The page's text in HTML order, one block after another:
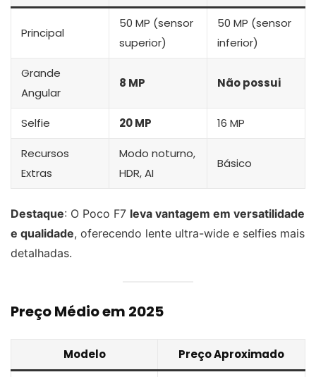
Principal
50 MP (sensor
superior)
50 MP (sensor
inferior)
Grande
Angular
8 MP Não possui
Selfie 20 MP 16 MP
Recursos
Extras
Modo noturno,
HDR, AI
Básico
Destaque: O Poco F7 leva vantagem em versatilidade
e qualidade, oferecendo lente ultra-wide e selfies mais
detalhadas.
Preço Médio em 2025
Modelo Preço Aproximado